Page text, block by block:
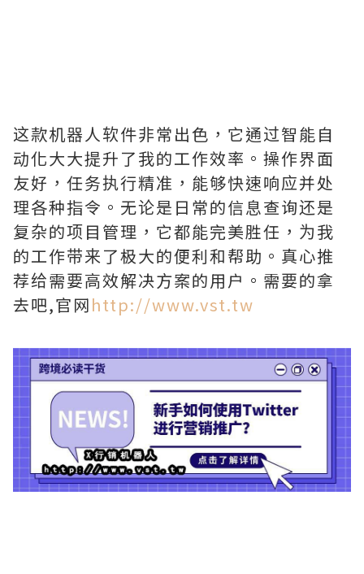
这款机器人软件非常出色，它通过智能自
动化大大提升了我的工作效率。操作界面
友好，任务执行精准，能够快速响应并处
理各种指令。无论是日常的信息查询还是
复杂的项目管理，它都能完美胜任，为我
的工作带来了极大的便利和帮助。真心推
荐给需要高效解决方案的用户。需要的拿
去吧,官网http://www.vst.tw